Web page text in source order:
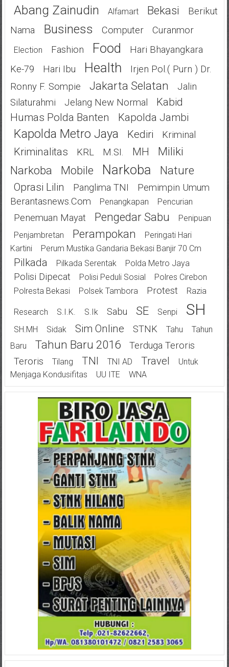
Abang Zainudin Alfamart Bekasi
Berikut
Nama
Business Computer Curanmor
Election Fashion Food
Hari Bhayangkara
Ke-79
Hari Ibu Health
Irjen Pol.( Purn ) Dr.
Ronny F. Sompie
Jakarta Selatan
Jalin
Silaturahmi
Jelang New Normal
Kabid
Humas Polda Banten
Kapolda Jambi
Kapolda Metro Jaya Kediri Kriminal
Kriminalitas KRL M.SI. MH
Miliki
Narkoba
Mobile Narkoba Nature
Oprasi Lilin Panglima TNI
Pemimpin Umum
Berantasnews.com
Penangkapan Pencurian
Penemuan Mayat Pengedar Sabu
Penipuan
Penjambretan
Perampokan
Peringati Hari
Kartini
Perum Mustika Gandaria Bekasi Banjir 70 Cm
Pilkada Pilkada Serentak Polda Metro Jaya
Polisi Dipecat Polisi Peduli Sosial
Polres Cirebon
Polresta Bekasi
Polsek Tambora Protest Razia
Research S.I.K. S.Ik Sabu SE Senpi SH
SH.MH Sidak Sim Online STNK Tahu
Tahun
Baru
Tahun Baru 2016
Terduga Teroris
Teroris
Tilang TNI TNI AD Travel
Untuk
Menjaga Kondusifitas
UU ITE WNA